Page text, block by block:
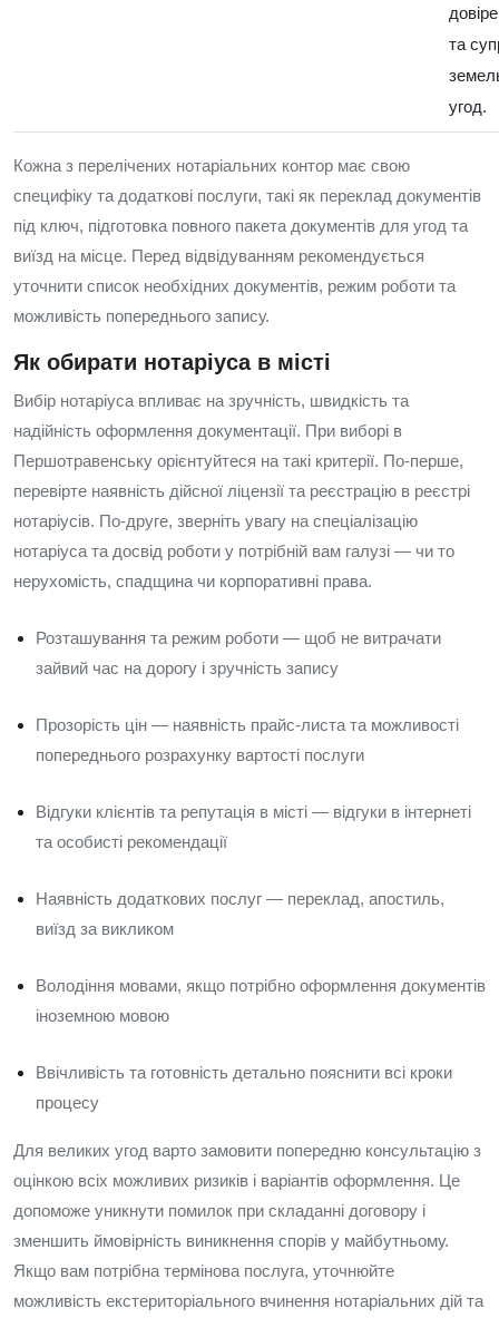
та
угод.
Кожна з перелічених нотаріальних контор має свою
специфіку та додаткові послуги, такі як переклад документів
під ключ, підготовка повного пакета документів для угод та
виїзд на місце. Перед відвідуванням рекомендується
уточнити список необхідних документів, режим роботи та
можливість попереднього запису.
Як обирати нотаріуса в місті
Вибір нотаріуса впливає на зручність, швидкість та
надійність оформлення документації. При виборі в
Першотравенську орієнтуйтеся на такі критерії. По-перше,
перевірте наявність дійсної ліцензії та реєстрацію в реєстрі
нотаріусів. По-друге, зверніть увагу на спеціалізацію
нотаріуса та досвід роботи у потрібній вам галузі — чи то
нерухомість, спадщина чи корпоративні права.
Розташування та режим роботи — щоб не витрачати
зайвий час на дорогу і зручність запису
Прозорість цін — наявність прайс‑листа та можливості
попереднього розрахунку вартості послуги
Відгуки клієнтів та репутація в місті — відгуки в інтернеті
та особисті рекомендації
Наявність додаткових послуг — переклад, апостиль,
виїзд за викликом
Володіння мовами, якщо потрібно оформлення документів
іноземною мовою
Ввічливість та готовність детально пояснити всі кроки
процесу
Для великих угод варто замовити попередню консультацію з
оцінкою всіх можливих ризиків і варіантів оформлення. Це
допоможе уникнути помилок при складанні договору і
зменшить ймовірність виникнення спорів у майбутньому.
Якщо вам потрібна термінова послуга, уточнюйте
можливість екстериторіального вчинення нотаріальних дій та